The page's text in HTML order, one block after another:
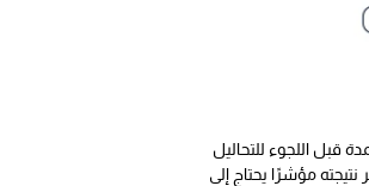
الأولي المعتمدة قبل اللجوء للتحاليل
مؤشرًا يحتاج إلى